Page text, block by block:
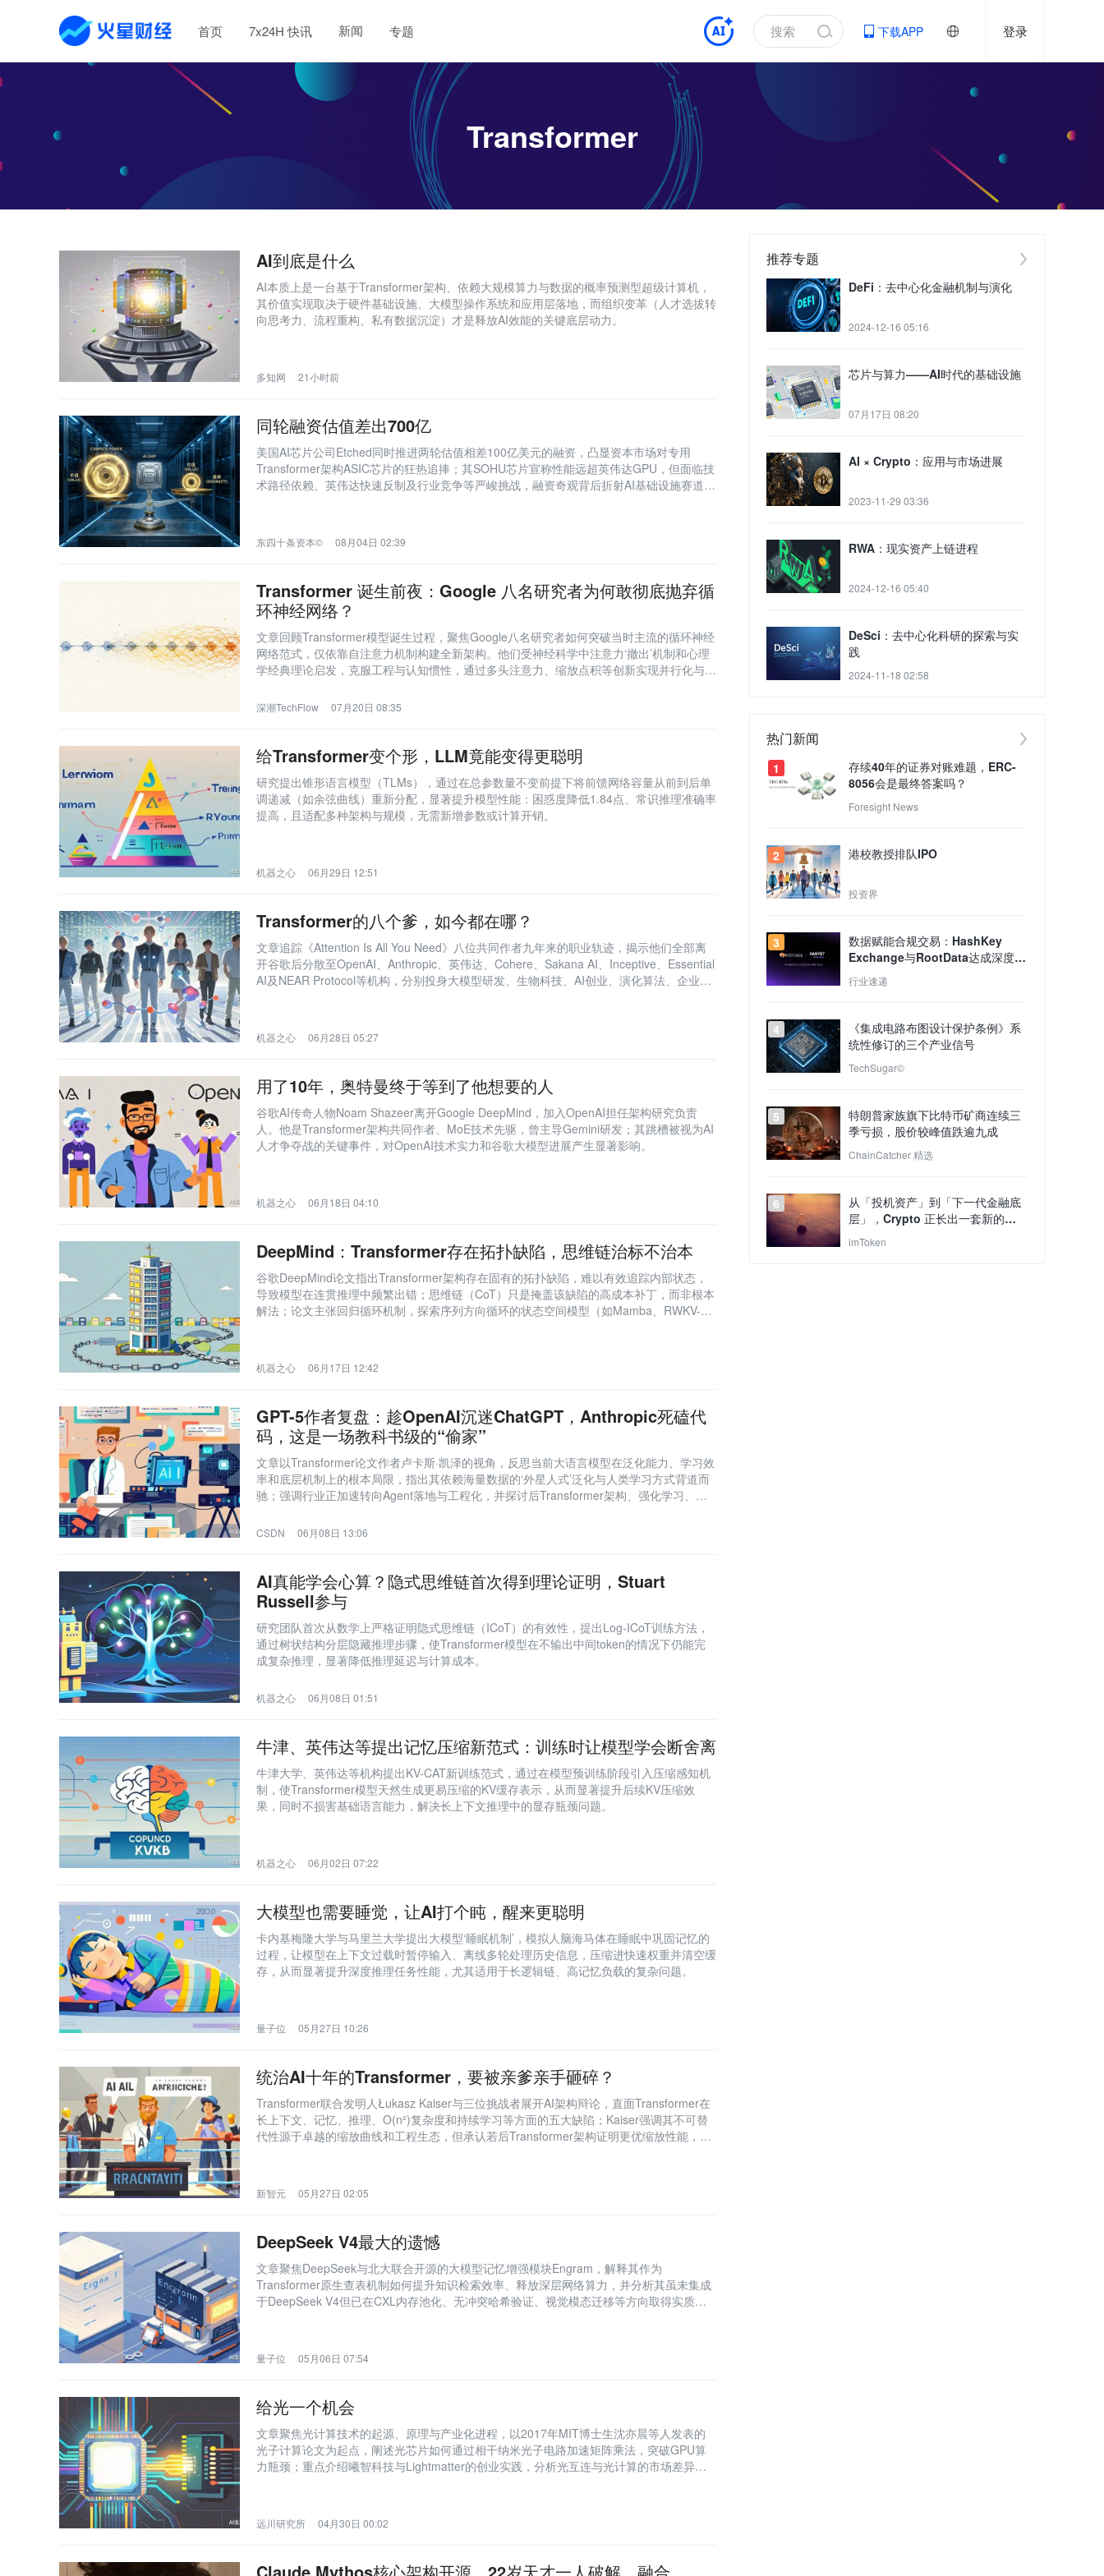
首页 7x24H 快讯 新闻 专题 下载APP 登录
Transformer
AI到底是什么
AI本质上是一台基于Transformer架构、依赖大规模算力与数据的概率预测型超级计算机，
其价值实现取决于硬件基础设施、大模型操作系统和应用层落地，而组织变革（人才选拔转
向思考力、流程重构、私有数据沉淀）才是释放AI效能的关键底层动力。
多知网 21小时前
同轮融资估值差出700亿
美国AI芯片公司Etched同时推进两轮估值相差100亿美元的融资，凸显资本市场对专用
Transformer架构ASIC芯片的狂热追捧；其SOHU芯片宣称性能远超英伟达GPU，但面临技
术路径依赖、英伟达快速反制及行业竞争等严峻挑战，融资奇观背后折射AI基础设施赛道的
东四十条资本© 08月04日 02:39
Transformer 诞生前夜：Google 八名研究者为何敢彻底抛弃循
环神经网络？
文章回顾Transformer模型诞生过程，聚焦Google八名研究者如何突破当时主流的循环神经
网络范式，仅依靠自注意力机制构建全新架构。他们受神经科学中注意力‘撤出’机制和心理
学经典理论启发，克服工程与认知惯性，通过多头注意力、缩放点积等创新实现并行化与长
深潮TechFlow 07月20日 08:35
给Transformer变个形，LLM竟能变得更聪明
研究提出锥形语言模型（TLMs），通过在总参数量不变前提下将前馈网络容量从前到后单
调递减（如余弦曲线）重新分配，显著提升模型性能：困惑度降低1.84点、常识推理准确率
提高，且适配多种架构与规模，无需新增参数或计算开销。
机器之心 06月29日 12:51
Transformer的八个爹，如今都在哪？
文章追踪《Attention Is All You Need》八位共同作者九年来的职业轨迹，揭示他们全部离
开谷歌后分散至OpenAI、Anthropic、英伟达、Cohere、Sakana AI、Inceptive、Essential
AI及NEAR Protocol等机构，分别投身大模型研发、生物科技、AI创业、演化算法、企业级
机器之心 06月28日 05:27
用了10年，奥特曼终于等到了他想要的人
谷歌AI传奇人物Noam Shazeer离开Google DeepMind，加入OpenAI担任架构研究负责
人。他是Transformer架构共同作者、MoE技术先驱，曾主导Gemini研发；其跳槽被视为AI
人才争夺战的关键事件，对OpenAI技术实力和谷歌大模型进展产生显著影响。
机器之心 06月18日 04:10
DeepMind：Transformer存在拓扑缺陷，思维链治标不治本
谷歌DeepMind论文指出Transformer架构存在固有的拓扑缺陷，难以有效追踪内部状态，
导致模型在连贯推理中频繁出错；思维链（CoT）只是掩盖该缺陷的高成本补丁，而非根本
解法；论文主张回归循环机制，探索序列方向循环的状态空间模型（如Mamba、RWKV-
机器之心 06月17日 12:42
GPT-5作者复盘：趁OpenAI沉迷ChatGPT，Anthropic死磕代
码，这是一场教科书级的“偷家”
文章以Transformer论文作者卢卡斯·凯泽的视角，反思当前大语言模型在泛化能力、学习效
率和底层机制上的根本局限，指出其依赖海量数据的‘外星人式’泛化与人类学习方式背道而
驰；强调行业正加速转向Agent落地与工程化，并探讨后Transformer架构、强化学习、代
CSDN 06月08日 13:06
AI真能学会心算？隐式思维链首次得到理论证明，Stuart
Russell参与
研究团队首次从数学上严格证明隐式思维链（ICoT）的有效性，提出Log-ICoT训练方法，
通过树状结构分层隐藏推理步骤，使Transformer模型在不输出中间token的情况下仍能完
成复杂推理，显著降低推理延迟与计算成本。
机器之心 06月08日 01:51
牛津、英伟达等提出记忆压缩新范式：训练时让模型学会断舍离
牛津大学、英伟达等机构提出KV-CAT新训练范式，通过在模型预训练阶段引入压缩感知机
制，使Transformer模型天然生成更易压缩的KV缓存表示，从而显著提升后续KV压缩效
果，同时不损害基础语言能力，解决长上下文推理中的显存瓶颈问题。
机器之心 06月02日 07:22
大模型也需要睡觉，让AI打个盹，醒来更聪明
卡内基梅隆大学与马里兰大学提出大模型‘睡眠机制’，模拟人脑海马体在睡眠中巩固记忆的
过程，让模型在上下文过载时暂停输入、离线多轮处理历史信息，压缩进快速权重并清空缓
存，从而显著提升深度推理任务性能，尤其适用于长逻辑链、高记忆负载的复杂问题。
量子位 05月27日 10:26
统治AI十年的Transformer，要被亲爹亲手砸碎？
Transformer联合发明人Łukasz Kaiser与三位挑战者展开AI架构辩论，直面Transformer在
长上下文、记忆、推理、O(n²)复杂度和持续学习等方面的五大缺陷；Kaiser强调其不可替
代性源于卓越的缩放曲线和工程生态，但承认若后Transformer架构证明更优缩放性能，将
新智元 05月27日 02:05
DeepSeek V4最大的遗憾
文章聚焦DeepSeek与北大联合开源的大模型记忆增强模块Engram，解释其作为
Transformer原生查表机制如何提升知识检索效率、释放深层网络算力，并分析其虽未集成
于DeepSeek V4但已在CXL内存池化、无冲突哈希验证、视觉模态迁移等方向取得实质性
量子位 05月06日 07:54
给光一个机会
文章聚焦光计算技术的起源、原理与产业化进程，以2017年MIT博士生沈亦晨等人发表的
光子计算论文为起点，阐述光芯片如何通过相干纳米光子电路加速矩阵乘法，突破GPU算
力瓶颈；重点介绍曦智科技与Lightmatter的创业实践，分析光互连与光计算的市场差异、
远川研究所 04月30日 00:02
推荐专题
DeFi：去中心化金融机制与演化
2024-12-16 05:16
芯片与算力——AI时代的基础设施
07月17日 08:20
AI × Crypto：应用与市场进展
2023-11-29 03:36
RWA：现实资产上链进程
2024-12-16 05:40
DeSci：去中心化科研的探索与实
践
2024-11-18 02:58
热门新闻
1
存续40年的证券对账难题，ERC-
8056会是最终答案吗？
Foresight News
2 港校教授排队IPO
投资界
3
数据赋能合规交易：HashKey
Exchange与RootData达成深度合
作
行业速递
4
《集成电路布图设计保护条例》系
统性修订的三个产业信号
TechSugar©
5
特朗普家族旗下比特币矿商连续三
季亏损，股价较峰值跌逾九成
ChainCatcher 精选
6
从「投机资产」到「下一代金融底
层」，Crypto 正长出一套新的
TradFi 世界？
imToken